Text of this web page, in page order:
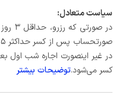
سیاست متعادل:
در
کسر می‌شود.توضیحات بیشتر